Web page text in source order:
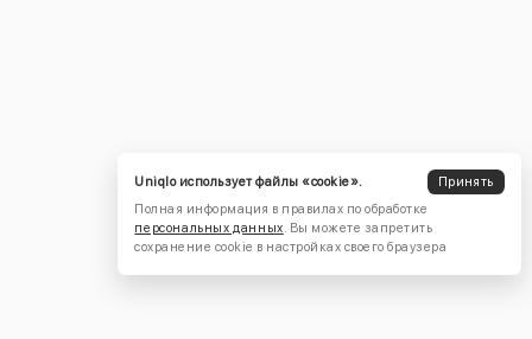
Uniqlo использует файлы «cookie».
Принять
Полная информация в правилах по обработке
персональных данных. Вы можете запретить
сохранение cookie в настройках своего браузера